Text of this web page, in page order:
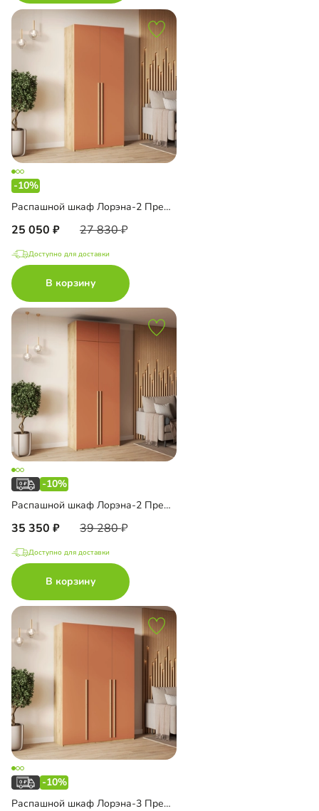
-10%
Распашной шкаф Лорэна-2 Премиум Эко
25 050 27 830
Доступно для доставки
В корзину
-10%
Распашной шкаф Лорэна-2 Премиум Эко с антресолью
35 350 39 280
Доступно для доставки
В корзину
-10%
Распашной шкаф Лорэна-3 Премиум Эко